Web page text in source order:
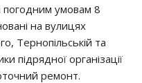
погодним умовам 8
на вулицях
Тернопільській та
підрядної організації
ремонт.